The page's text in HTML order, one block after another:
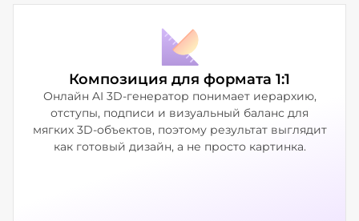
Композиция для формата 1:1
Онлайн AI 3D-генератор понимает иерархию,
отступы, подписи и визуальный баланс для
мягких 3D-объектов, поэтому результат выглядит
как готовый дизайн, а не просто картинка.